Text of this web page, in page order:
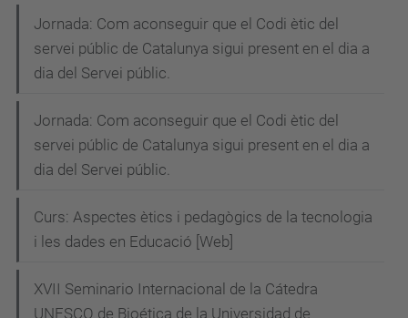
Jornada: Com aconseguir que el Codi ètic del
servei públic de Catalunya sigui present en el dia a
dia del Servei públic.
Jornada: Com aconseguir que el Codi ètic del
servei públic de Catalunya sigui present en el dia a
dia del Servei públic.
Curs: Aspectes ètics i pedagògics de la tecnologia
i les dades en Educació [Web]
XVII Seminario Internacional de la Cátedra
UNESCO de Bioética de la Universidad de